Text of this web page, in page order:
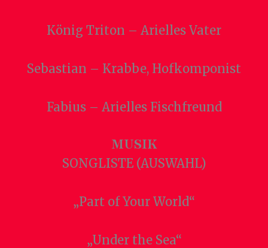
König Triton – Arielles Vater
Sebastian – Krabbe, Hofkomponist
Fabius – Arielles Fischfreund
MUSIK
SONGLISTE (AUSWAHL)
„Part of Your World“
„Under the Sea“